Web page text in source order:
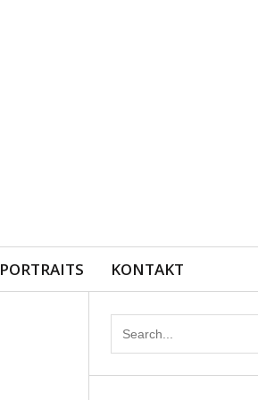
PORTRAITS KONTAKT